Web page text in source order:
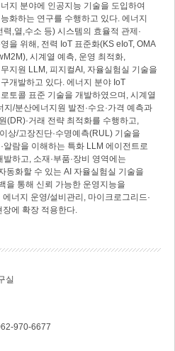
지 분야에 인공지능 기술을 도입하여
화하는 연구를 수행하고 있다. 에너지
력,열,수소 등) 시스템의 효율적 관제·
을 위해, 전력 IoT 표준화(KS eIoT, OMA
시계열 예측, 운영 최적화,
지원 LLM, 피지컬AI, 자율실험실 기술을
개발하고 있다. 에너지 분야 IoT
토콜 표준 기술을 개발하였으며, 시계열
/분산에너지원 발전·수요·가격 예측과
(DR)·거래 전략 최적화를 수행하고,
상/고장진단·수명예측(RUL) 기술을
알람을 이해하는 특화 LLM 에이전트로
하고, 소재·부품·장비 영역에는
동화할 수 있는 AI 자율실험실 기술을
을 통해 신뢰 가능한 운영지능을
너지 운영/설비관리, 마이크로그리드·
장에 확장 적용한다.
실
970-6677